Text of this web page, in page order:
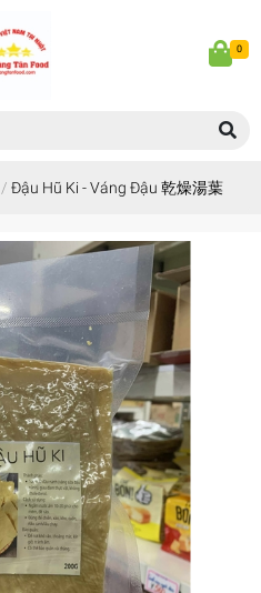
0
/ Đậu Hũ Ki - Váng Đậu 乾燥湯葉